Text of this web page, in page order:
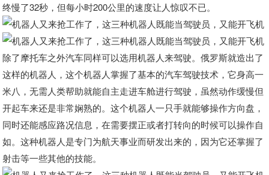
终慢了32秒，但每小时200公里的速度让人惊叹不已。
除了摩托车之外汽车同样可以选用机器人来驾驶。俄罗斯就造出了
这样的机器人，这个机器人掌握了基本的汽车驾驶技术，它身高一
米八，无需人类帮助就能自主走进车舱进行驾驶，虽然动作缓慢但
开起车来还是非常娴熟的。这个机器人一只手就能够操作方向盘，
同时还能感应路况信息，在需要摆正或者打转向的时候可以操作自
如。这种机器人是专门为航天事业而研发出来的，因为它还掌握了
射击等一些其他的技能。